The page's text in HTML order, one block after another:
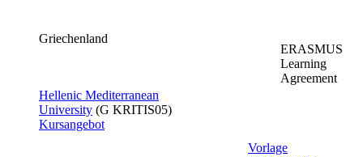
Griechenland
Hellenic Mediterranean
University​ ​(G KRITIS05​)
Kursangebot​
ERASMUS
Learning
Agreement
Vorlage